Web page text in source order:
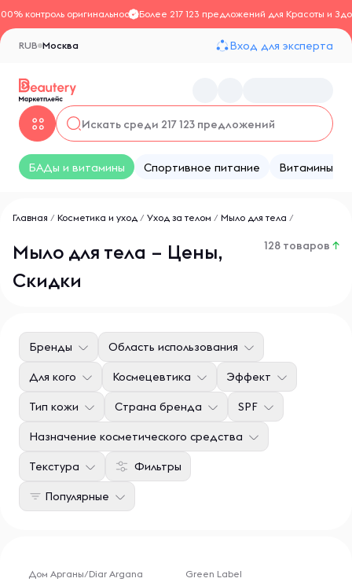
контроль оригинальностиБолее 217 123 предложений для Красоты и
Москва
RUB Вход для эксперта
БАДы и витамины Спортивное питание Витамины
Главная / Косметика и уход / Уход за телом / Мыло для тела /
Мыло для тела – Цены,
Скидки
128 товаров ↑
Фильтры
Бренды Область использования
Для кого Космецевтика Эффект
Тип кожи Страна бренда SPF
Назначение косметического средства
Текстура
Популярные
Дом Арганы/Diar Argana
Green Label